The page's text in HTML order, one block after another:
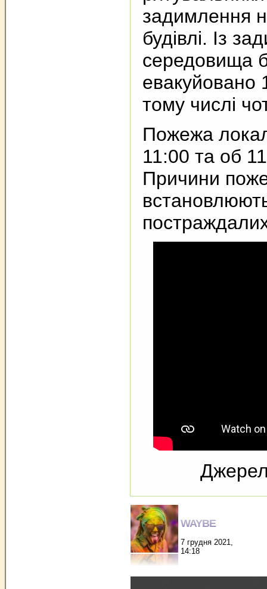
задимлення
будівлі. Із
середовища
евакуйовано
тому числі
Пожежа
11:00 та об
Причини
WAYBE
7 грудня 2021,
14:18